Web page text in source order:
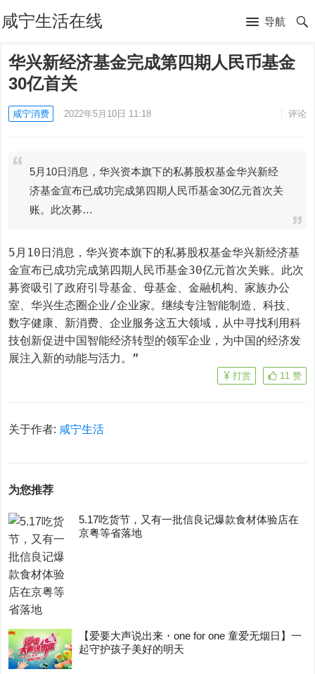
咸宁生活在线 导航
华兴新经济基金完成第四期人民币基金
30亿首关
咸宁消费 2022年5月10日 11:18 评论
5月10日消息，华兴资本旗下的私募股权基金华兴新经
济基金宣布已成功完成第四期人民币基金30亿元首次关
账。此次募…
5月10日消息，华兴资本旗下的私募股权基金华兴新经济基
金宣布已成功完成第四期人民币基金30亿元首次关账。此次
募资吸引了政府引导基金、母基金、金融机构、家族办公
室、华兴生态圈企业/企业家。继续专注智能制造、科技、
数字健康、新消费、企业服务这五大领域，从中寻找利用科
技创新促进中国智能经济转型的领军企业，为中国的经济发
展注入新的动能与活力。”
11 赞
打赏
关于作者: 咸宁生活
为您推荐
5.17吃货节，又有一批信良记爆款食材体验店在
京粤等省落地
【爱要大声说出来・one for one 童爱无烟日】一
起守护孩子美好的明天